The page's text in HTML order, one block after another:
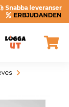
Snabba leveranser
ERBJUDANDEN